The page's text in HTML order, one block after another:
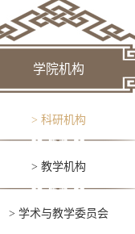
学院机构
> 科研机构
> 教学机构
> 学术与教学委员会